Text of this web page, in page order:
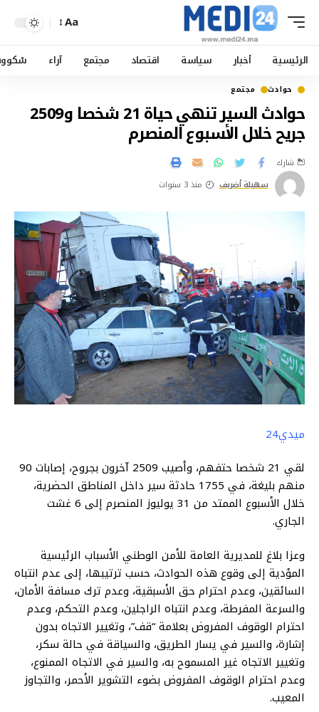
Aa
الرئيسية أخبار سياسة اقتصاد مجتمع آراء
حوادث مجتمع
حوادث السير تنهي حياة 21 شخصا و2509
جريح ‏خلال الأسبوع المنصرم
سهيلة أضريف منذ 3 سنوات
شارك
ميدي24
لقي 21 شخصا حتفهم، وأصيب 2509 آخرون بجروح، إصابات 90
منهم بليغة، في 1755 حادثة سير داخل المناطق ‏الحضرية،
خلال الأسبوع الممتد من 31 يوليوز المنصرم إلى 6 غشت
الجاري.
وعزا بلاغ للمديرية العامة للأمن الوطني الأسباب الرئيسية
المؤدية إلى وقوع ‏هذه الحوادث، حسب ترتيبها، إلى عدم انتباه
السائقين، وعدم احترام حق الأسبقية، وعدم ترك مسافة الأمان،
والسرعة المفرطة، وعدم انتباه الراجلين، وعدم التحكم، وعدم
احترام الوقوف المفروض بعلامة “قف”، وتغيير الاتجاه بدون
إشارة، والسير في يسار الطريق، والسياقة في حالة سكر،
وتغيير الاتجاه غير المسموح به، والسير في الاتجاه الممنوع،
وعدم احترام الوقوف المفروض بضوء التشوير الأحمر، والتجاوز
المعيب.